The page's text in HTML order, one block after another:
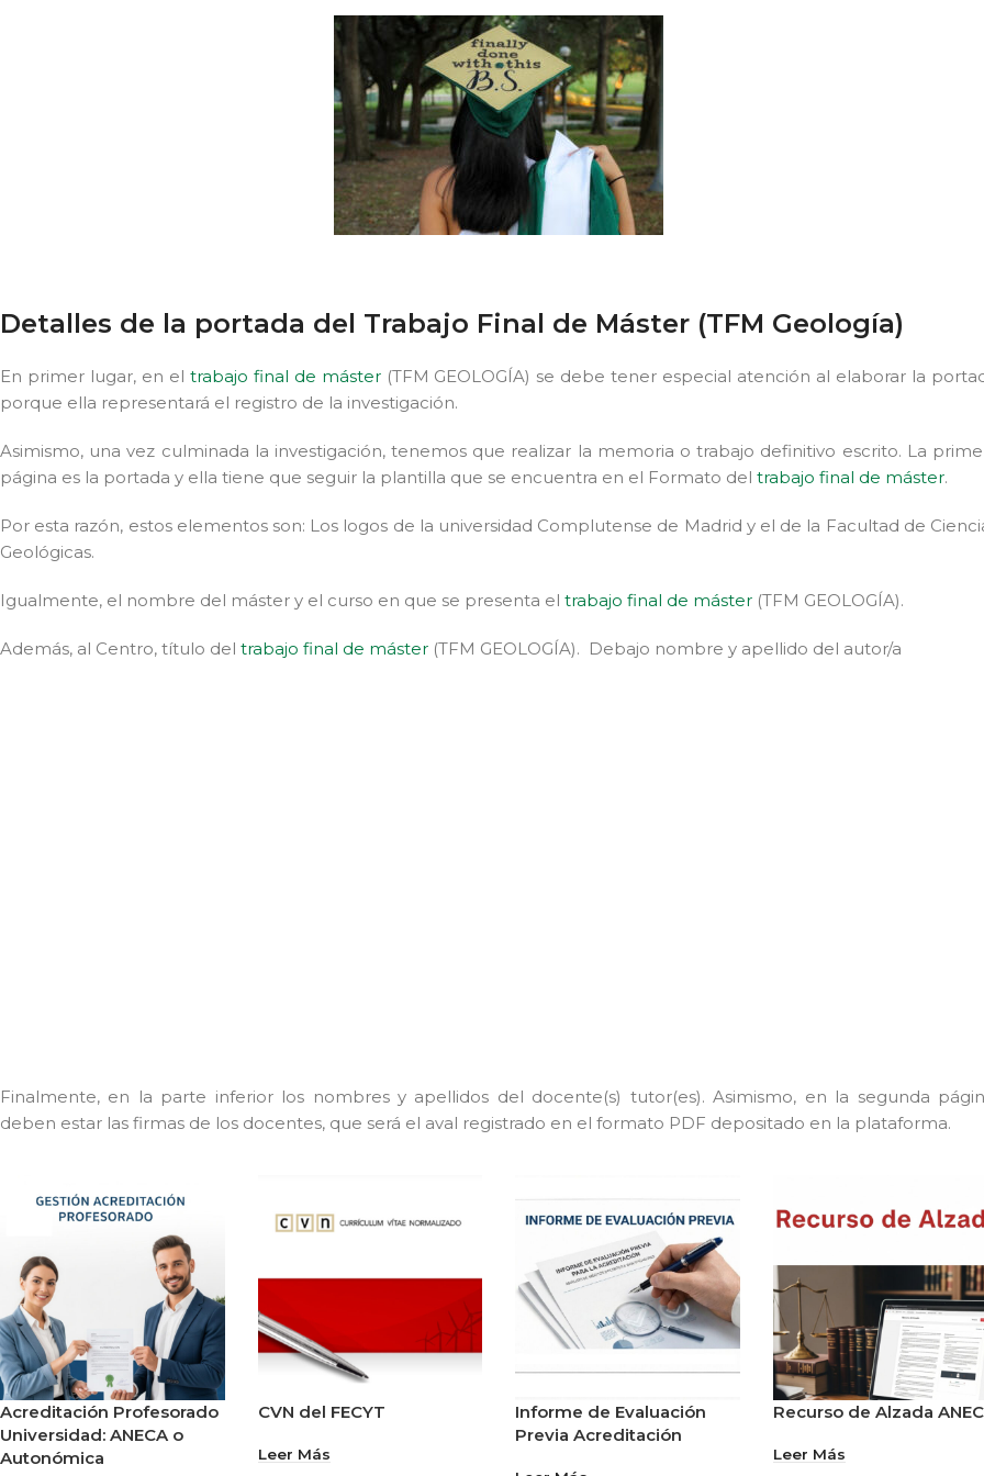
Detalles de la portada del Trabajo Final de Máster (TFM Geología)
En primer lugar, en el trabajo final de máster(TFM GEOLOGÍA) se debe tener especial atención al elaborar la
porque ella representará el registro de la investigación.
Asimismo, una vez culminada la investigación, tenemos que realizar la memoria o trabajo definitivo escrito. La
página es la portada y ella tiene que seguir la plantilla que se encuentra en el Formato del trabajo final de máster.
Por esta razón, estos elementos son: Los logos de la universidad Complutense de Madrid y el de la Facultad de
Geológicas.
Igualmente, el nombre del máster y el curso en que se presenta el trabajo final de máster (TFM GEOLOGÍA).
Además, al Centro, título del trabajo final de máster (TFM GEOLOGÍA). Debajo nombre y apellido del autor/a
Finalmente, en la parte inferior los nombres y apellidos del docente(s) tutor(es). Asimismo, en la segunda
deben estar las firmas de los docentes, que será el aval registrado en el formato PDF depositado en la plataforma.
Acreditación Profesorado
Universidad: ANECA o
Autonómica
CVN del FECYT
Leer Más
Informe de Evaluación
Previa Acreditación
Recurso de Alzada
Leer Más